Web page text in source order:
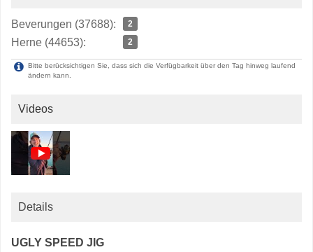
Beverungen (37688): 2
Herne (44653): 2
Bitte berücksichtigen Sie, dass sich die Verfügbarkeit über den Tag hinweg laufend
ändern kann.
Videos
Details
UGLY SPEED JIG